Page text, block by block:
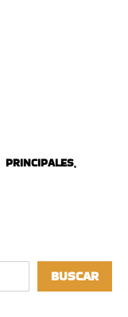
PRINCIPALES,
BUSCAR